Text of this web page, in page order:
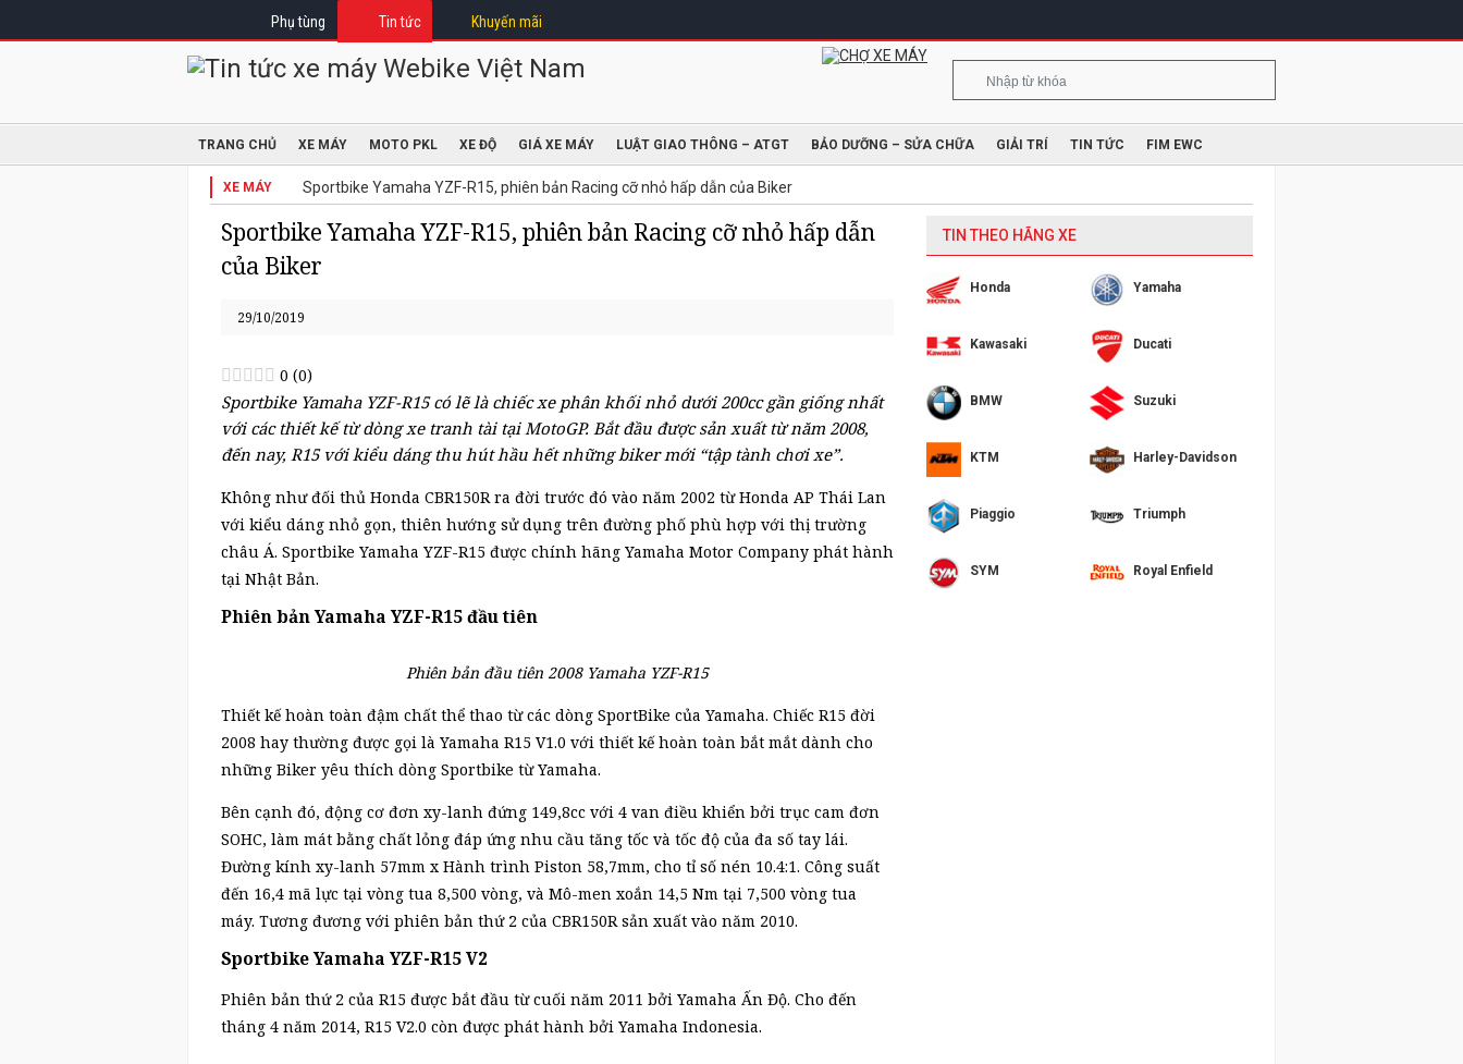
Phụ tùng Tin tức Khuyến mãi
TRANG CHỦ XE MÁY MOTO PKL XE ĐỘ GIÁ XE MÁY LUẬT GIAO THÔNG – ATGT BẢO DƯỠNG – SỬA CHỮA GIẢI TRÍ TIN TỨC FIM EWC
XE MÁY Sportbike Yamaha YZF-R15, phiên bản Racing cỡ nhỏ hấp dẫn của Biker
Sportbike Yamaha YZF-R15, phiên bản Racing cỡ nhỏ hấp dẫn
của Biker
29/10/2019
0 (0)
Sportbike Yamaha YZF-R15 có lẽ là chiếc xe phân khối nhỏ dưới 200cc gần giống nhất
với các thiết kế từ dòng xe tranh tài tại MotoGP. Bắt đầu được sản xuất từ năm 2008,
đến nay, R15 với kiểu dáng thu hút hầu hết những biker mới “tập tành chơi xe”.
Không như đối thủ Honda CBR150R ra đời trước đó vào năm 2002 từ Honda AP Thái Lan
với kiểu dáng nhỏ gọn, thiên hướng sử dụng trên đường phố phù hợp với thị trường
châu Á. Sportbike Yamaha YZF-R15 được chính hãng Yamaha Motor Company phát hành
tại Nhật Bản.
Phiên bản Yamaha YZF-R15 đầu tiên
Phiên bản đầu tiên 2008 Yamaha YZF-R15
Thiết kế hoàn toàn đậm chất thể thao từ các dòng SportBike của Yamaha. Chiếc R15 đời
2008 hay thường được gọi là Yamaha R15 V1.0 với thiết kế hoàn toàn bắt mắt dành cho
những Biker yêu thích dòng Sportbike từ Yamaha.
Bên cạnh đó, động cơ đơn xy-lanh đứng 149,8cc với 4 van điều khiển bởi trục cam đơn
SOHC, làm mát bằng chất lỏng đáp ứng nhu cầu tăng tốc và tốc độ của đa số tay lái.
Đường kính xy-lanh 57mm x Hành trình Piston 58,7mm, cho tỉ số nén 10.4:1. Công suất
đến 16,4 mã lực tại vòng tua 8,500 vòng, và Mô-men xoắn 14,5 Nm tại 7,500 vòng tua
máy. Tương đương với phiên bản thứ 2 của CBR150R sản xuất vào năm 2010.
Sportbike Yamaha YZF-R15 V2
Phiên bản thứ 2 của R15 được bắt đầu từ cuối năm 2011 bởi Yamaha Ấn Độ. Cho đến
tháng 4 năm 2014, R15 V2.0 còn được phát hành bởi Yamaha Indonesia.
TIN THEO HÃNG XE
Honda Yamaha
Kawasaki Ducati
BMW Suzuki
KTM Harley-Davidson
Piaggio Triumph
SYM Royal Enfield